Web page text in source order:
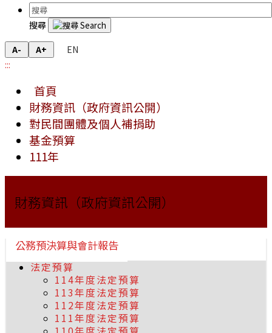
搜尋
A- A+
EN
:::
首頁
財務資訊（政府資訊公開）
對民間團體及個人補捐助
基金預算
111年
財務資訊（政府資訊公開）
公務預決算與會計報告
法定預算
114年度法定預算
113年度法定預算
112年度法定預算
111年度法定預算